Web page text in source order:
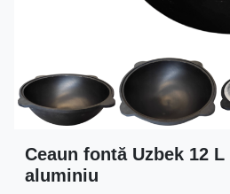
Ceaun fontă Uzbek 12
aluminiu